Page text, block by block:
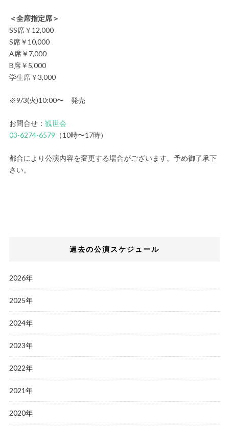
＜全席指定席＞
SS席￥12,000
S席￥10,000
A席￥7,000
B席￥5,000
学生席￥3,000
※9/3(火)10:00〜 発売
お問合せ： 観世会
03-6274-6579 （10時〜17時）
都合により公演内容を変更する場合がございます。予め御了承下
さい。
過去の公演スケジュール
2026年
2025年
2024年
2023年
2022年
2021年
2020年